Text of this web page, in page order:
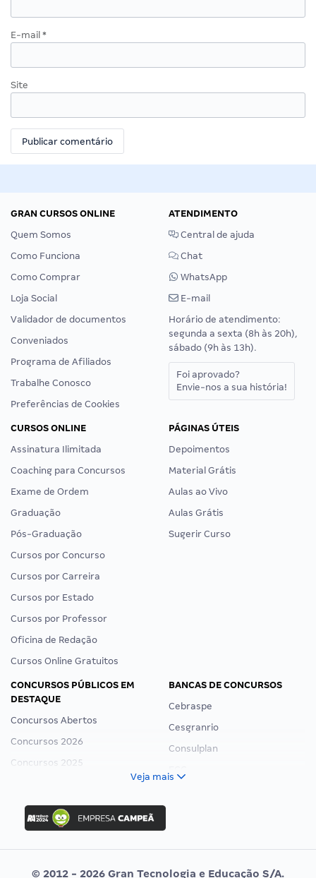
E-mail *
Site
GRAN CURSOS ONLINE
Quem Somos
Como Funciona
Como Comprar
Loja Social
Validador de documentos
Conveniados
Programa de Afiliados
Trabalhe Conosco
Preferências de Cookies
ATENDIMENTO
Central de ajuda
Chat
WhatsApp
E-mail
Horário de atendimento:
segunda a sexta (8h às 20h),
sábado (9h às 13h).
Foi aprovado?
Envie-nos a sua história!
CURSOS ONLINE
Assinatura Ilimitada
Coaching para Concursos
Exame de Ordem
Graduação
Pós-Graduação
Cursos por Concurso
Cursos por Carreira
Cursos por Estado
Cursos por Professor
Oficina de Redação
Cursos Online Gratuitos
PÁGINAS ÚTEIS
Depoimentos
Material Grátis
Aulas ao Vivo
Aulas Grátis
Sugerir Curso
CONCURSOS PÚBLICOS EM
DESTAQUE
Concursos Abertos
Concursos 2026
Concursos 2025
Concurso Ibama
Concurso MPU
Editais publicados
BANCAS DE CONCURSOS
Cebraspe
Cesgranrio
Consulplan
Vunesp
Veja mais
© 2012 - 2026 Gran Tecnologia e Educação S/A.